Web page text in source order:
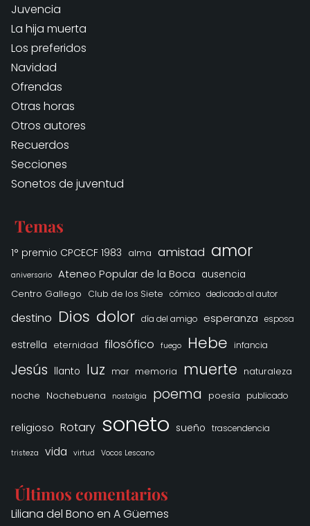
Juvencia
La hija muerta
Los preferidos
Navidad
Ofrendas
Otras horas
Otros autores
Recuerdos
Secciones
Sonetos de juventud
Temas
1° premio CPCECF 1983 alma amistad amor
aniversario Ateneo Popular de la Boca ausencia
Centro Gallego
Club de los Siete cómico dedicado al autor
destino Dios dolor día del amigo esperanza esposa
estrella eternidad filosófico fuego Hebe infancia
Jesús llanto luz mar memoria muerte naturaleza
noche Nochebuena nostalgia poema poesía publicado
religioso Rotary soneto sueño trascendencia
tristeza vida virtud Vocos Lescano
Últimos comentarios
Liliana del Bono en A Güemes